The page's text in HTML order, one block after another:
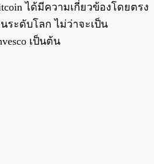
ได้มีความเกี่ยวข้องโดยตรง
ระดับโลก ไม่ว่าจะเป็น
เป็นต้น